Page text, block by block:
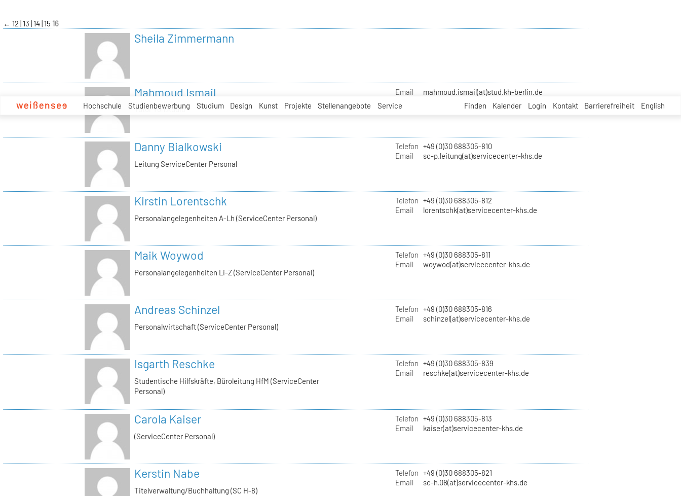
Hochschule Studienbewerbung Studium Design Kunst Projekte Stellenangebote Service Finden Kalender Login Kontakt Barrierefreiheit English
← 12 13 14 15 16
Sheila Zimmermann
Mahmoud Ismail
Tutor Tonstudio
Email mahmoud.ismail(at)stud.kh-berlin.de
Danny Bialkowski
Leitung ServiceCenter Personal
Telefon +49 (0)30 688305-810
Email
sc-p.leitung(at)servicecenter-khs.de
Kirstin Lorentschk
Personalangelegenheiten A-Lh (ServiceCenter Personal)
Telefon +49 (0)30 688305-812
Email
lorentschk(at)servicecenter-khs.de
Maik Woywod
Personalangelegenheiten Li-Z (ServiceCenter Personal)
Telefon +49 (0)30 688305-811
Email
woywod(at)servicecenter-khs.de
Andreas Schinzel
Personalwirtschaft (ServiceCenter Personal)
Telefon +49 (0)30 688305-816
Email
schinzel(at)servicecenter-khs.de
Isgarth Reschke
Studentische Hilfskräfte, Büroleitung HfM (ServiceCenter
Personal)
Telefon +49 (0)30 688305-839
Email
reschke(at)servicecenter-khs.de
Carola Kaiser
(ServiceCenter Personal)
Telefon +49 (0)30 688305-813
Email
kaiser(at)servicecenter-khs.de
Kerstin Nabe
Titelverwaltung/Buchhaltung (SC H-8)
Telefon +49 (0)30 688305-821
Email
sc-h.08(at)servicecenter-khs.de